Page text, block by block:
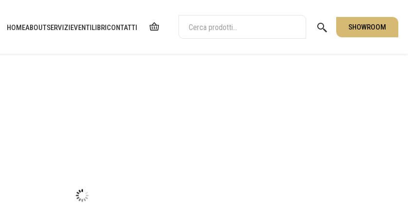
HOMEABOUTSERVIZIEVENTILIBRICONTATTI SHOWROOM